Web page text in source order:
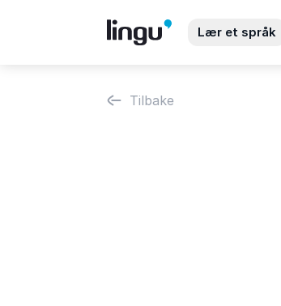
Lær et språk
Tilbake